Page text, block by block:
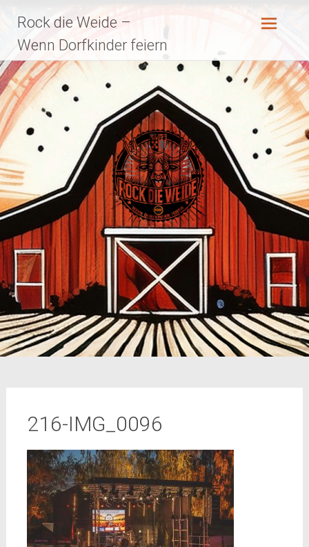
Inhalt
springen
Rock die Weide –
Wenn Dorfkinder feiern
216-IMG_0096